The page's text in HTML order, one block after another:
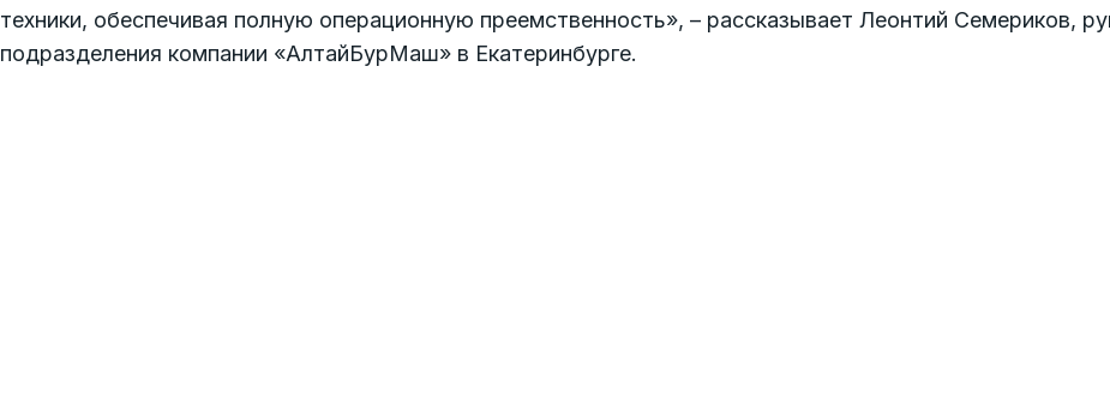
техники, обеспечивая полную операционную преемственность», – рассказывает Леонтий Семериков,
подразделения компании «АлтайБурМаш» в Екатеринбурге.